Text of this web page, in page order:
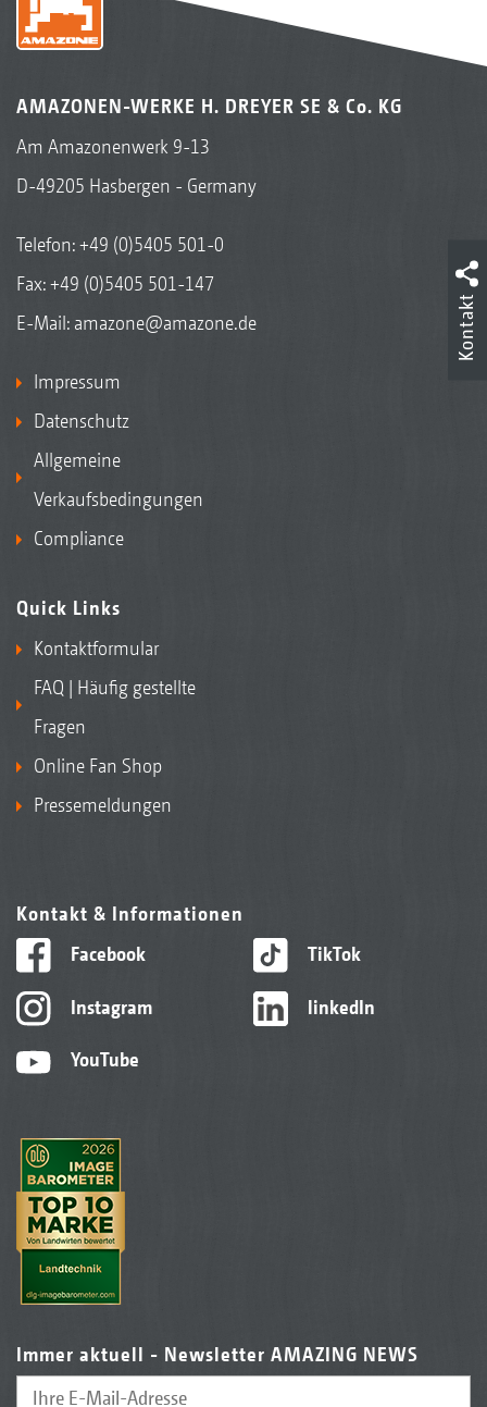
AMAZONEN-WERKE H. DREYER SE & Co. KG
Am Amazonenwerk 9-13
D-49205 Hasbergen - Germany
Telefon:+49 (0)5405 501-0
Fax: +49 (0)5405 501-147
E-Mail: amazone@amazone.de
Impressum
Datenschutz
Allgemeine
Verkaufsbedingungen
Compliance
Quick Links
Kontaktformular
FAQ | Häufig gestellte
Fragen
Online Fan Shop
Pressemeldungen
Kontakt & Informationen
Facebook
Instagram
YouTube
TikTok
linkedIn
Immer aktuell - Newsletter AMAZING NEWS
Kontakt